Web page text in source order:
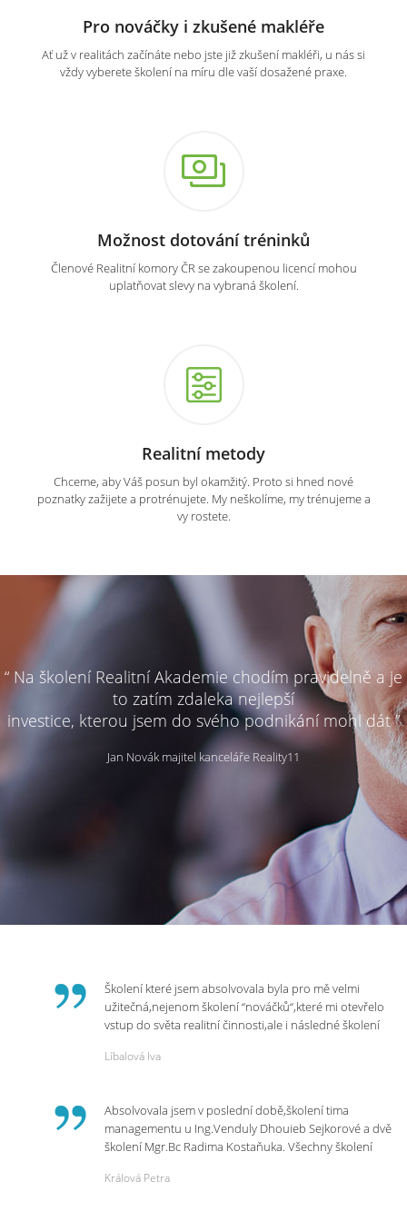
Pro nováčky i zkušené makléře
Ať už v realitách začínáte nebo jste již zkušení makléři, u nás si
vždy vyberete školení na míru dle vaší dosažené praxe.
Možnost dotování tréninků
Členové Realitní komory ČR se zakoupenou licencí mohou
uplatňovat slevy na vybraná školení.
Realitní metody
Chceme, aby Váš posun byl okamžitý. Proto si hned nové
poznatky zažijete a protrénujete. My neškolíme, my trénujeme a
vy rostete.
“ Na školení Realitní Akademie chodím pravidelně a je
to zatím zdaleka nejlepší
investice, kterou jsem do svého podnikání mohl dát ”
Jan Novák majitel kanceláře Reality11
Školení které jsem absolvovala byla pro mě velmi
užitečná,nejenom školení “nováčků“,které mi otevřelo
vstup do světa realitní činnosti,ale i následné školení
p.Vendulce která s nesmírnou lidskostí,přesto
potřebná školení,která Realitní Akademie umožňuje.
Líbalová Iva
Absolvovala jsem v poslední době,školení tima
managementu u Ing.Venduly Dhouieb Sejkorové a dvě
školení Mgr.Bc Radima Kostaňuka. Všechny školení
práci a na život.
Králová Petra